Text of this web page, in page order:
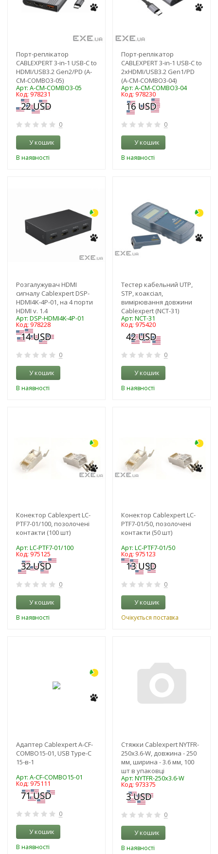
Порт-реплікатор
CABLEXPERT 3-in-1 USB-C to
HDMI/USB3.2 Gen2/PD (A-
CM-COMBO3-05)
Арт: A-CM-COMBO3-05
Код: 978231
0
У кошик
В наявності
Порт-реплікатор
CABLEXPERT 3-in-1 USB-C to
2xHDMI/USB3.2 Gen1/PD
(A-CM-COMBO3-04)
Арт: A-CM-COMBO3-04
Код: 978230
0
У кошик
В наявності
Розгалужувач HDMI
сигналу Cablexpert DSP-
HDMI4K-4P-01, на 4 порти
HDMI v. 1.4
Арт: DSP-HDMI4K-4P-01
Код: 978228
0
У кошик
В наявності
Тестер кабельний UTP,
STP, коаксіал,
вимірювання довжини
Cablexpert (NCT-31)
Арт: NCT-31
Код: 975420
0
У кошик
В наявності
Конектор Cablexpert LC-
PTF7-01/100, позолочені
контакти (100 шт)
Арт: LC-PTF7-01/100
Код: 975125
0
У кошик
В наявності
Конектор Cablexpert LC-
PTF7-01/50, позолочені
контакти (50 шт)
Арт: LC-PTF7-01/50
Код: 975123
0
У кошик
Очікується поставка
Адаптер Cablexpert A-CF-
COMBO15-01, USB Type-C
15-в-1
Арт: A-CF-COMBO15-01
Код: 975111
0
У кошик
В наявності
Стяжки Cablexpert NYTFR-
250x3.6-W, довжина - 250
мм, ширина - 3.6 мм, 100
шт в упаковці
Арт: NYTFR-250x3.6-W
Код: 973375
0
У кошик
В наявності